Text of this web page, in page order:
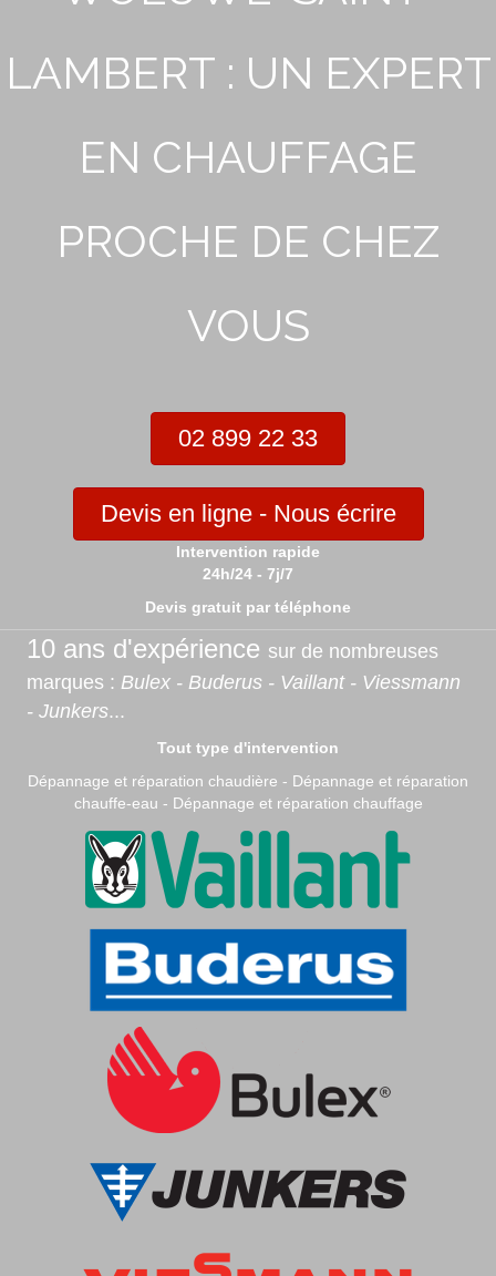
LAMBERT : UN EXPERT
EN CHAUFFAGE
PROCHE DE CHEZ
VOUS
02 899 22 33
Devis en ligne - Nous écrire
Intervention rapide
24h/24 - 7j/7
Devis gratuit par téléphone
10 ans d'expérience sur de nombreuses
marques : Bulex - Buderus - Vaillant - Viessmann
- Junkers...
Tout type d'intervention
Dépannage et réparation chaudière - Dépannage et réparation
chauffe-eau - Dépannage et réparation chauffage